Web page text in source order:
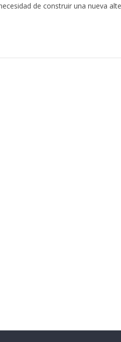
de construir una nueva